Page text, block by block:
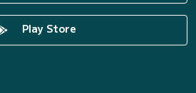
Play Store